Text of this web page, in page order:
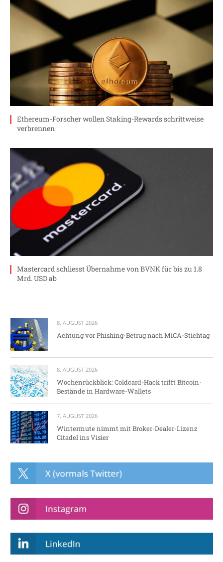
Ethereum-Forscher wollen Staking-Rewards schrittweise
verbrennen
Mastercard schliesst Übernahme von BVNK für bis zu 1.8
Mrd. USD ab
8. AUGUST 2026
Achtung vor Phishing-Betrug nach MiCA-Stichtag
8. AUGUST 2026
Wochenrückblick: Coldcard-Hack trifft Bitcoin-
Bestände in Hardware-Wallets
7. AUGUST 2026
Wintermute nimmt mit Broker-Dealer-Lizenz
Citadel ins Visier